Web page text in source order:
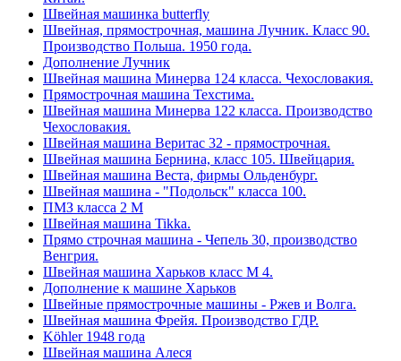
Швейная машинка butterfly
Швейная, прямострочная, машина Лучник. Класс 90.
Производство Польша. 1950 года.
Дополнение Лучник
Швейная машина Минерва 124 класса. Чехословакия.
Прямострочная машина Техстима.
Швейная машина Минерва 122 класса. Производство
Чехословакия.
Швейная машина Веритас 32 - прямострочная.
Швейная машина Бернина, класс 105. Швейцария.
Швейная машина Веста, фирмы Ольденбург.
Швейная машина - "Подольск" класса 100.
ПМЗ класса 2 М
Швейная машина Tikka.
Прямо строчная машина - Чепель 30, производство
Венгрия.
Швейная машина Харьков класс М 4.
Дополнение к машине Харьков
Швейные прямострочные машины - Ржев и Волга.
Швейная машина Фрейя. Производство ГДР.
Köhler 1948 года
Швейная машина Алеся